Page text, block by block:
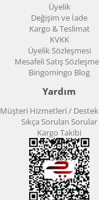
Üyelik
Değişim ve İade
Kargo & Teslimat
KVKK
Üyelik Sözleşmesi
Mesafeli Satış
Bingomingo Blog
Yardım
Müşteri Hizmetleri / Destek
Sıkça Sorulan Sorular
Kargo Takibi